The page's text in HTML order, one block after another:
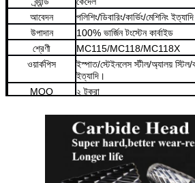
আবেদন
পলিশিং/ডিবারিং/কার্ভিং/মেশিনিং ইত্যাদি
উপাদান
100% ভার্জিন টংস্টেন কার্বাইড
শ্রেণী
MC115/MC118/MC118X
ওয়ার্কপিস
ইস্পাত/স্টেইনলেস স্টীল/অ্যালয়
ইত্যাদি।
MOQ
২ টুকরা